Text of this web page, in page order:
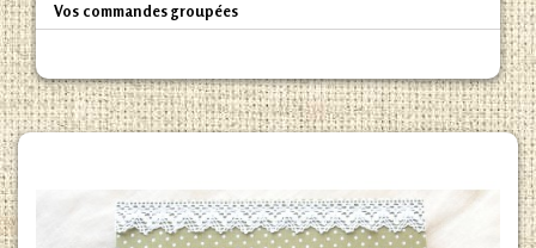
Vos commandes groupées